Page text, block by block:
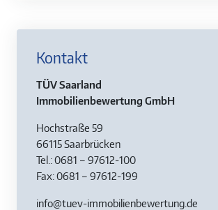
Kontakt
TÜV Saarland
Immobilienbewertung GmbH
Hochstraße 59
66115 Saarbrücken
Tel.: 0681 – 97612-100
Fax: 0681 – 97612-199
info@tuev-immobilienbewertung.de